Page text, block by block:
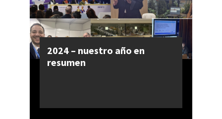
2024 – nuestro año en
resumen